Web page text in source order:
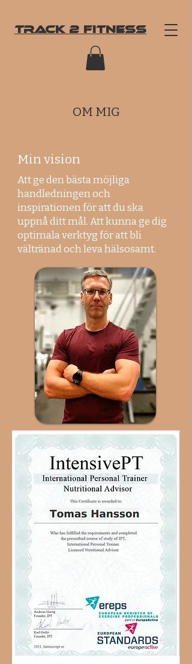
Track2 Fitness
OM MIG
Min vision
Att ge den bästa möjliga
handledningen och
inspirationen för att du ska
uppnå ditt mål. Att kunna ge dig
optimala verktyg för att bli
vältränad och leva hälsosamt.